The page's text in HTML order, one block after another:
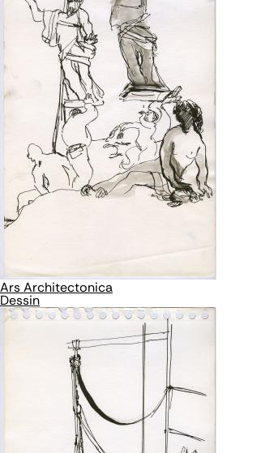
Ars Architectonica
Dessin